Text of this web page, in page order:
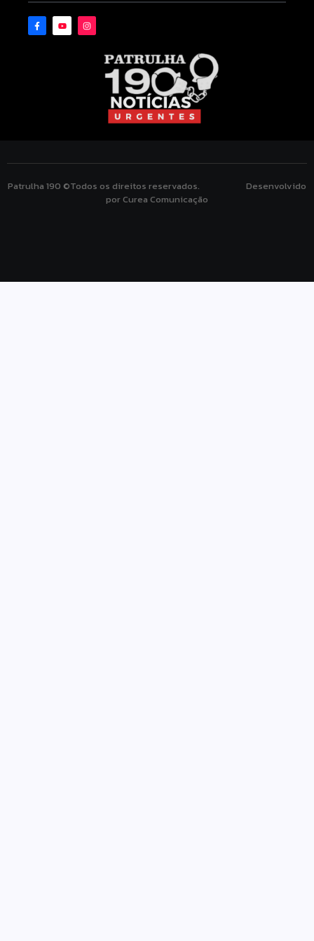
Patrulha 190 ©Todos os direitos reservados. Desenvolvido
por Curea Comunicação